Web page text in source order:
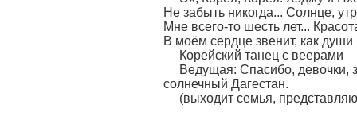
Не забыть никогда... Солнце,
Мне всего-то шесть лет...
В моём сердце звенит, как души
Корейский танец с веерами
Ведущая: Спасибо, девочки,
солнечный Дагестан.
(выходит семья,